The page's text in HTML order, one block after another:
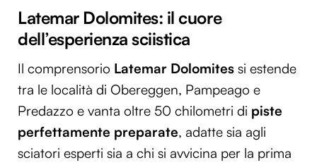
Latemar Dolomites: il cuore
dell’esperienza sciistica
Il comprensorio Latemar Dolomites si estende
tra le località di Obereggen, Pampeago e
Predazzo e vanta oltre 50 chilometri di piste
perfettamente preparate, adatte sia agli
sciatori esperti sia a chi si avvicina per la prima